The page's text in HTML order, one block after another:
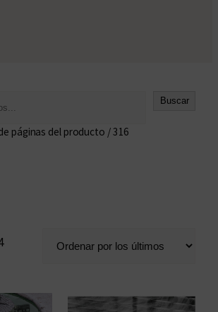
Buscar
páginas del producto / 316